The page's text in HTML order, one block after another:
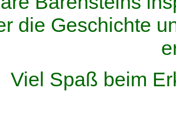
die Geschichte
Viel Spaß beim